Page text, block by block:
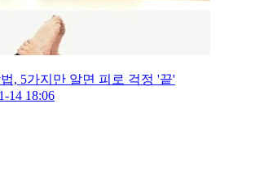
, 5가지만 알면 피로 걱정 '끝'
14 18:06